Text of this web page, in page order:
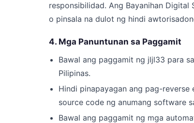
responsibilidad. Ang Bayanihan
o pinsala na dulot ng hindi
4. Mga Panuntunan sa Paggamit
Bawal ang paggamit ng jljl33 para
Pilipinas.
Hindi pinapayagan ang pag-
source code ng anumang software
Bawal ang paggamit ng mga